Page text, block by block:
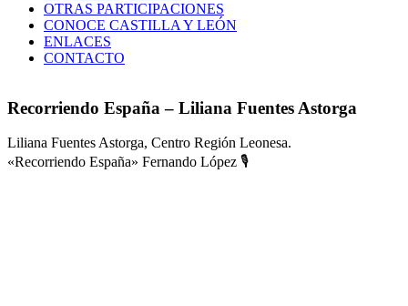
OTRAS PARTICIPACIONES
CONOCE CASTILLA Y LEÓN
ENLACES
CONTACTO
Recorriendo España – Liliana Fuentes Astorga
Liliana Fuentes Astorga, Centro Región Leonesa.
«Recorriendo España» Fernando López 🎙